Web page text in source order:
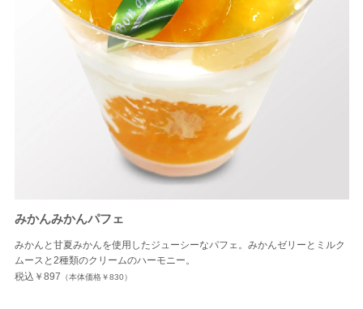
みかんみかんパフェ
みかんと甘夏みかんを使用したジューシーなパフェ。みかんゼリーとミルク
ムースと2種類のクリームのハーモニー。
税込￥897 （本体価格￥830）